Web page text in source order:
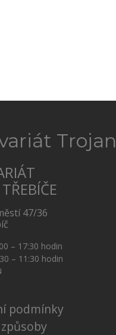
Trojan
47/36
– 17:30 hodin
11:30 hodin
podmínky